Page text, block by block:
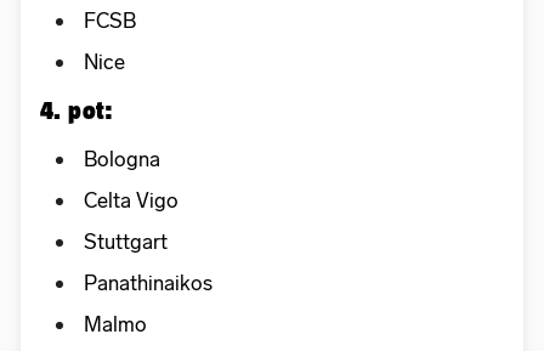
FCSB
Nice
4. pot:
Bologna
Celta Vigo
Stuttgart
Panathinaikos
Malmo